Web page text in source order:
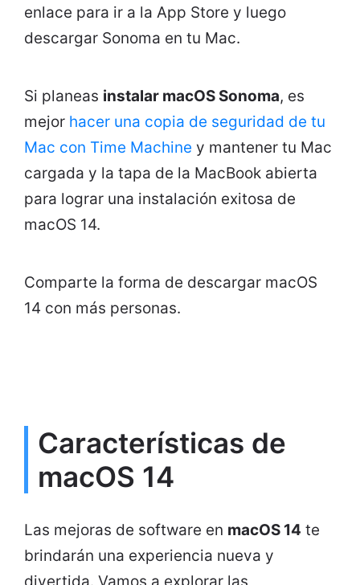
enlace para ir a la App Store y luego
descargar Sonoma en tu Mac.
Si planeas instalar macOS Sonoma, es
mejor hacer una copia de seguridad de tu
Mac con Time Machine y mantener tu Mac
cargada y la tapa de la MacBook abierta
para lograr una instalación exitosa de
macOS 14.
Comparte la forma de descargar macOS
14 con más personas.
Características de
macOS 14
Las mejoras de software en macOS 14 te
brindarán una experiencia nueva y